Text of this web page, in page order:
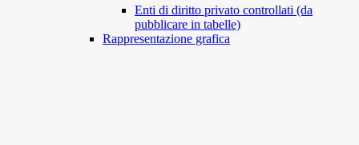
Enti di diritto privato controllati (da
pubblicare in tabelle)
Rappresentazione grafica